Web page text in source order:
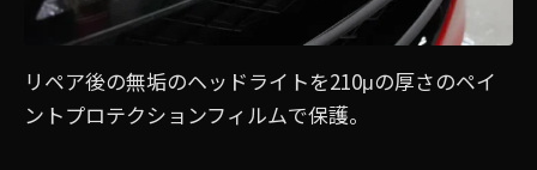
リペア後の無垢のヘッドライトを210μの厚さのペイ
ントプロテクションフィルムで保護。